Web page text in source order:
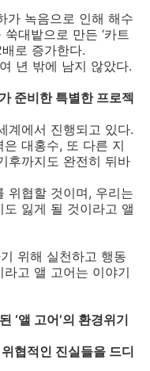
가 녹음으로 인해 해수
대밭으로 만든 ‘카트
로 증가한다.
년 밖에 남지 않았다.
준비한 특별한 프로젝
계에서 진행되고 있다.
대홍수, 또 다른 지
후까지도 완전히 뒤바
위협할 것이며, 우리는
잃게 될 것이라고 앨
위해 실천하고 행동
고 앨 고어는 이야기
‘앨 고어’의 환경위기
협적인 진실들을 드디